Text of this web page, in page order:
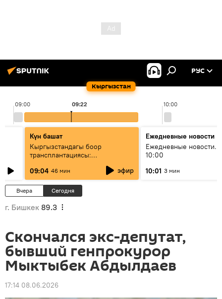
Кыргызстан
РУС
09:00 10:00
09:22
Күн башат
Кыргызстандагы боор
трансплантациясы:
жетишкендиктер жана өнүгүү
келечеги
09:04 46 мин эфир
Ежедневные новости
Ежедневные новости.
10:00
10:01 3 мин
Вчера Сегодня
г. Бишкек 89.3
Скончался экс-депутат,
бывший генпрокурор
Мыктыбек Абдылдаев
17:14 08.06.2026